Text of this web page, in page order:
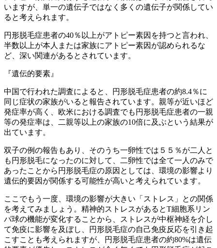
いますが、単一の遺伝子ではなく多くの遺伝子が関係してい
ると考えられます。
円形脱毛症患者の40％以上がアトピー素因を持つと言われ、
半数以上が本人または家族にアトピー素因が認められるな
ど、深い関連があるとされています。
『遺伝的要素』
中国で行われた調査によると、円形脱毛症患者の約8.4％に
同じ症状の家族がいると報告されています。親等が近いほど
発症率が高く、欧米における調査でも円形脱毛症患者の一親
等の発症率は、二親等以上の家族の10倍に及ぶという結果が
出ています。
双子の例の報告もあり、そのうち一卵性では５５％が二人と
も円形脱毛になったのに対して、二卵性では全て一人のみで
あったことから円形脱毛症の原因としては、環境の影響より
遺伝的要因が関係する可能性が高いと考えられています。
ここでもう一度、環境の影響が大きい「ストレス」との関係
を考えてみましょう。精神的ストレスがあるとT細胞系リン
パ球の機能が変化することから、ストレスが中枢神経を介し
て免疫に影響を及ぼし、円形脱毛症の自己免疫反応を引き起
こすことも考えられますが、円形脱毛症患者の約80%は遺伝